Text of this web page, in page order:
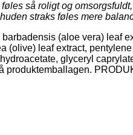
så roligt og
straks føles mere
barbadensis (aloe vera) leaf
(olive) leaf extract,
glyceryl
produktemballagen.